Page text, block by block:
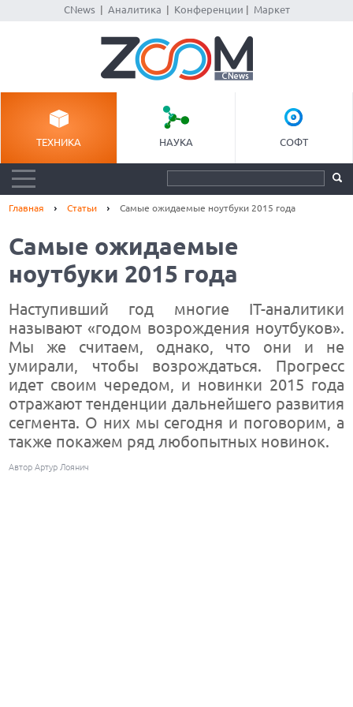
CNews| Аналитика Конференции Маркет
ТЕХНИКА НАУКА СОФТ
Главная Статьи Самые ожидаемые ноутбуки 2015 года
Самые ожидаемые
ноутбуки 2015 года
Наступивший год многие IT-аналитики
называют «годом возрождения ноутбуков».
Мы же считаем, однако, что они и не
умирали, чтобы возрождаться. Прогресс
идет своим чередом, и новинки 2015 года
отражают тенденции дальнейшего развития
сегмента. О них мы сегодня и поговорим, а
также покажем ряд любопытных новинок.
Автор Артур Лоянич